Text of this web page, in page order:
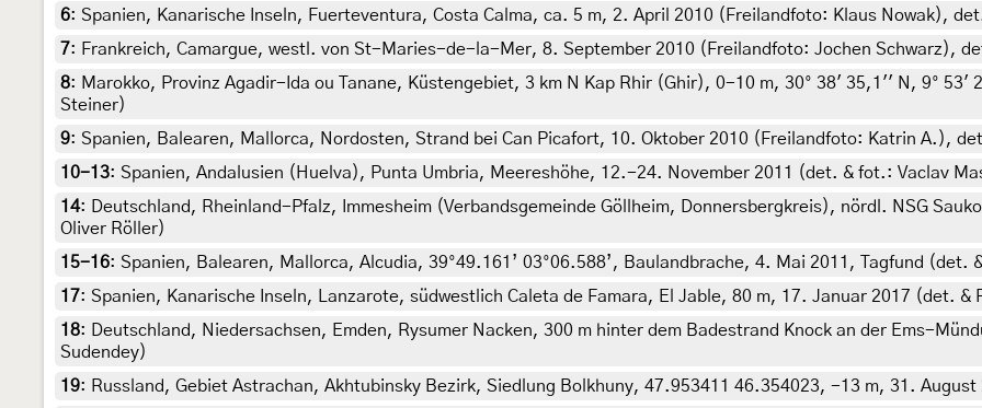
6: Spanien, Kanarische Inseln, Fuerteventura, Costa Calma, ca. 5 m, 2. April 2010 (Freilandfoto: Klaus Nowak),
7: Frankreich, Camargue, westl. von St-Maries-de-la-Mer, 8. September 2010 (Freilandfoto: Jochen Schwarz),
8: Marokko, Provinz Agadir-Ida ou Tanane, Küstengebiet, 3 km N Kap Rhir (Ghir), 0-10 m, 30° 38' 35,1'' N, 9° 53'
Steiner)
9: Spanien, Balearen, Mallorca, Nordosten, Strand bei Can Picafort, 10. Oktober 2010 (Freilandfoto: Katrin A.),
10-13: Spanien, Andalusien (Huelva), Punta Umbria, Meereshöhe, 12.-24. November 2011 (det. & fot.: Vaclav
14:
Deutschland, Rheinland-Pfalz, Immesheim (Verbandsgemeinde Göllheim, Donnersbergkreis), nördl. NSG
Oliver Röller)
15-16: Spanien, Balearen, Mallorca, Alcudia, 39°49.161’ 03°06.588’, Baulandbrache, 4. Mai 2011, Tagfund (det.
17: Spanien, Kanarische Inseln, Lanzarote, südwestlich Caleta de Famara, El Jable, 80 m, 17. Januar 2017 (det. &
18:
Deutschland, Niedersachsen, Emden, Rysumer Nacken, 300 m hinter dem Badestrand Knock an der Ems-
Sudendey)
19: Russland, Gebiet Astrachan, Akhtubinsky Bezirk, Siedlung Bolkhuny, 47.953411 46.354023, -13 m, 31. August